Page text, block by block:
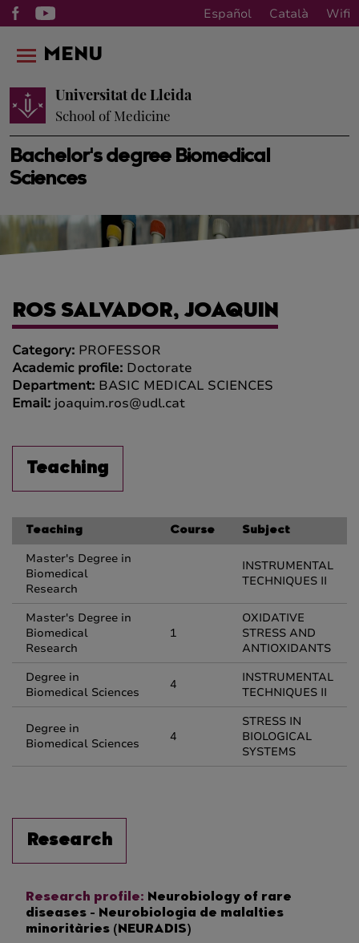
Español Català Wifi
Bachelor's degree Biomedical
Sciences
Universitat de Lleida
School of Medicine
MENU
ROS SALVADOR, JOAQUIN
Category: PROFESSOR
Academic profile: Doctorate
Department: BASIC MEDICAL SCIENCES
Email: joaquim.ros@udl.cat
Teaching
Teaching Course Subject
Master's Degree in
Biomedical
Research
INSTRUMENTAL
TECHNIQUES II
Master's Degree in
Biomedical
Research
1
OXIDATIVE
STRESS AND
ANTIOXIDANTS
Degree in
Biomedical Sciences
4
INSTRUMENTAL
TECHNIQUES II
Degree in
Biomedical Sciences
4
STRESS IN
BIOLOGICAL
SYSTEMS
Research
Research profile: Neurobiology of rare
diseases - Neurobiologia de malalties
minoritàries (NEURADIS)